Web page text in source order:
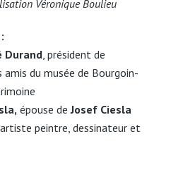
Véronique Boulieu
Durand, président de
amis du musée de Bourgoin-
, épouse de Josef Ciesla
artiste peintre, dessinateur et